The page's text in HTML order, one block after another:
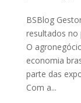
BSBlog
resultados no
O
economia
parte das
Com a...